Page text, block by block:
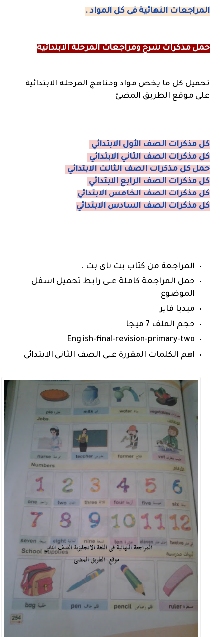
المراجعات النهائية فى كل المواد .
حمل مذكرات شرح ومراجعات المرحلة الابتدائية
تحميل كل ما يخص مواد ومناهج المرحله الابتدائية
على موقع الطريق المضئ
كل مذكرات الصف الأول الابتدائي
كل مذكرات الصف الثاني الابتدائي
حمل كل مذكرات الصف الثالث الابتدائي
كل مذكرات الصف الرابع الابتدائي
كل مذكرات الصف الخامس الابتدائي
كل مذكرات الصف السادس الابتدائي
المراجعة من كتاب بت باى بت .
حمل المراجعة كاملة على رابط تحميل اسفل
الموضوع
ميديا فاير
حجم الملف 7 ميجا
English-final-revision-primary-two
اهم الكلمات المقررة على الصف الثانى الابتدائى